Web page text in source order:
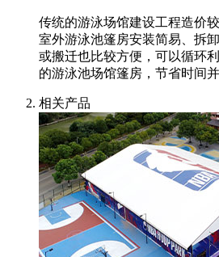
传统的游泳场馆建设工程造价
室外游泳池篷房安装简易、拆
或搬迁也比较方便，可以循环
的游泳池场馆篷房，节省时间
相关产品